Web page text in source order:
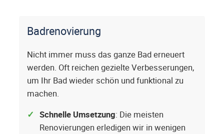
Badrenovierung
Nicht immer muss das ganze Bad erneuert
werden. Oft reichen gezielte Verbesserungen,
um Ihr Bad wieder schön und funktional zu
machen.
Schnelle Umsetzung: Die meisten
Renovierungen erledigen wir in wenigen